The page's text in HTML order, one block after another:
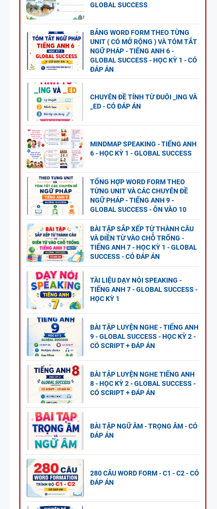
GLOBAL SUCCESS
BẢNG WORD FORM THEO TỪNG
UNIT ( CÓ MỞ RỘNG ) VÀ TÓM TẮT
NGỮ PHÁP - TIẾNG ANH 6 -
GLOBAL SUCCESS - HỌC KỲ 1 - CÓ
ĐÁP ÁN
CHUYÊN ĐỀ TÍNH TỪ ĐUÔI _ING VÀ
_ED - CÓ ĐÁP ÁN
MINDMAP SPEAKING - TIẾNG ANH
6 - HỌC KỲ 1 - GLOBAL SUCCESS
TỔNG HỢP WORD FORM THEO
TỪNG UNIT VÀ CÁC CHUYÊN ĐỀ
NGỮ PHÁP - TIẾNG ANH 9 -
GLOBAL SUCCESS - ÔN VÀO 10
BÀI TẬP SẮP XẾP TỪ THÀNH CÂU
VÀ ĐIỀN TỪ VÀO CHỖ TRỐNG -
TIẾNG ANH 7 - HỌC KỲ 1 - GLOBAL
SUCCESS - CÓ ĐÁP ÁN
TÀI LIỆU DẠY NÓI SPEAKING -
TIẾNG ANH 7 - GLOBAL SUCCESS -
HỌC KỲ 1
BÀI TẬP LUYỆN NGHE - TIẾNG ANH
9 - GLOBAL SUCCESS - HỌC KỲ 2 -
CÓ SCRIPT + ĐÁP ÁN
BÀI TẬP LUYỆN NGHE TIẾNG ANH
8 - HỌC KỲ 2 - GLOBAL SUCCESS -
CÓ SCRIPT + ĐÁP ÁN
BÀI TẬP NGỮ ÂM - TRỌNG ÂM - CÓ
ĐÁP ÁN
280 CÂU WORD FORM - C1 - C2 - CÓ
ĐÁP ÁN